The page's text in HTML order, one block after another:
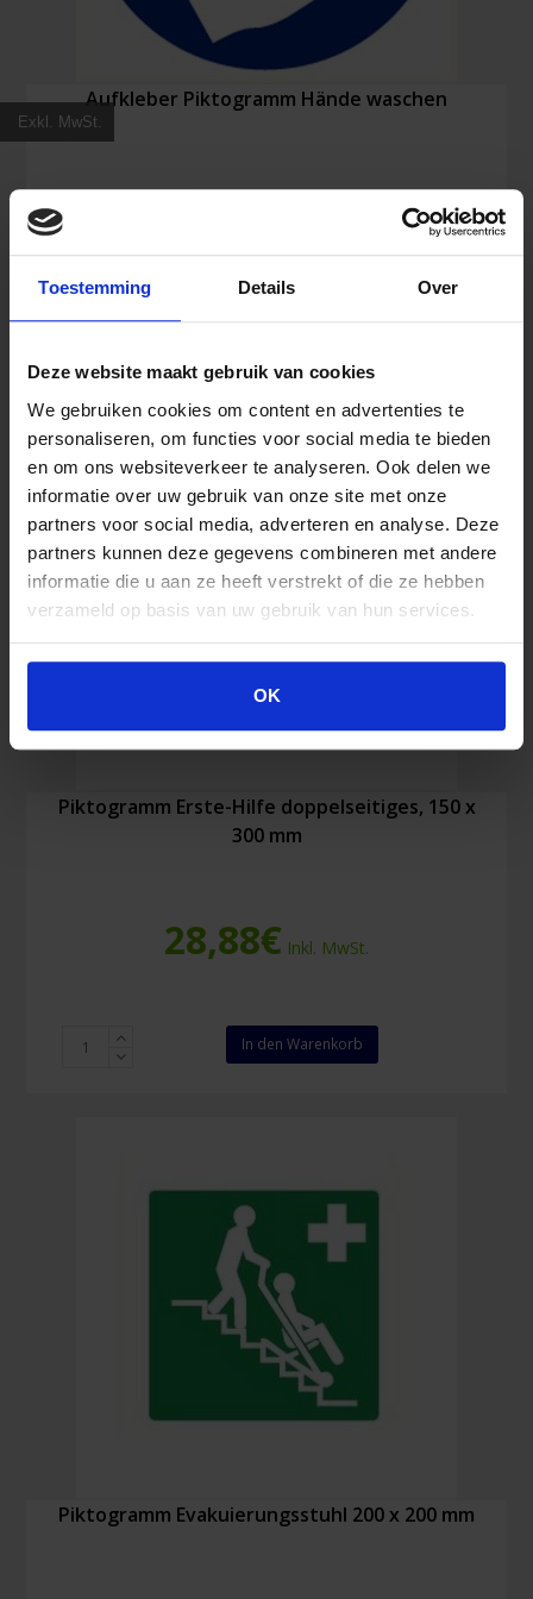
Toestemming Details Over
Deze website maakt gebruik van cookies
We gebruiken cookies om content en advertenties te
personaliseren, om functies voor social media te bieden
en om ons websiteverkeer te analyseren. Ook delen we
informatie over uw gebruik van onze site met onze
partners voor social media, adverteren en analyse. Deze
partners kunnen deze gegevens combineren met andere
informatie die u aan ze heeft verstrekt of die ze hebben
verzameld op basis van uw gebruik van hun services.
OK
Exkl. MwSt.
Aufkleber Piktogramm Hände waschen
Aufkleber
Hände
waschen
Menge
Piktogramm Erste-Hilfe doppelseitiges, 150 x
300 mm
28,88€ Inkl. MwSt.
Piktogramm
In den Warenkorb
Piktogramm Evakuierungsstuhl 200 x 200 mm